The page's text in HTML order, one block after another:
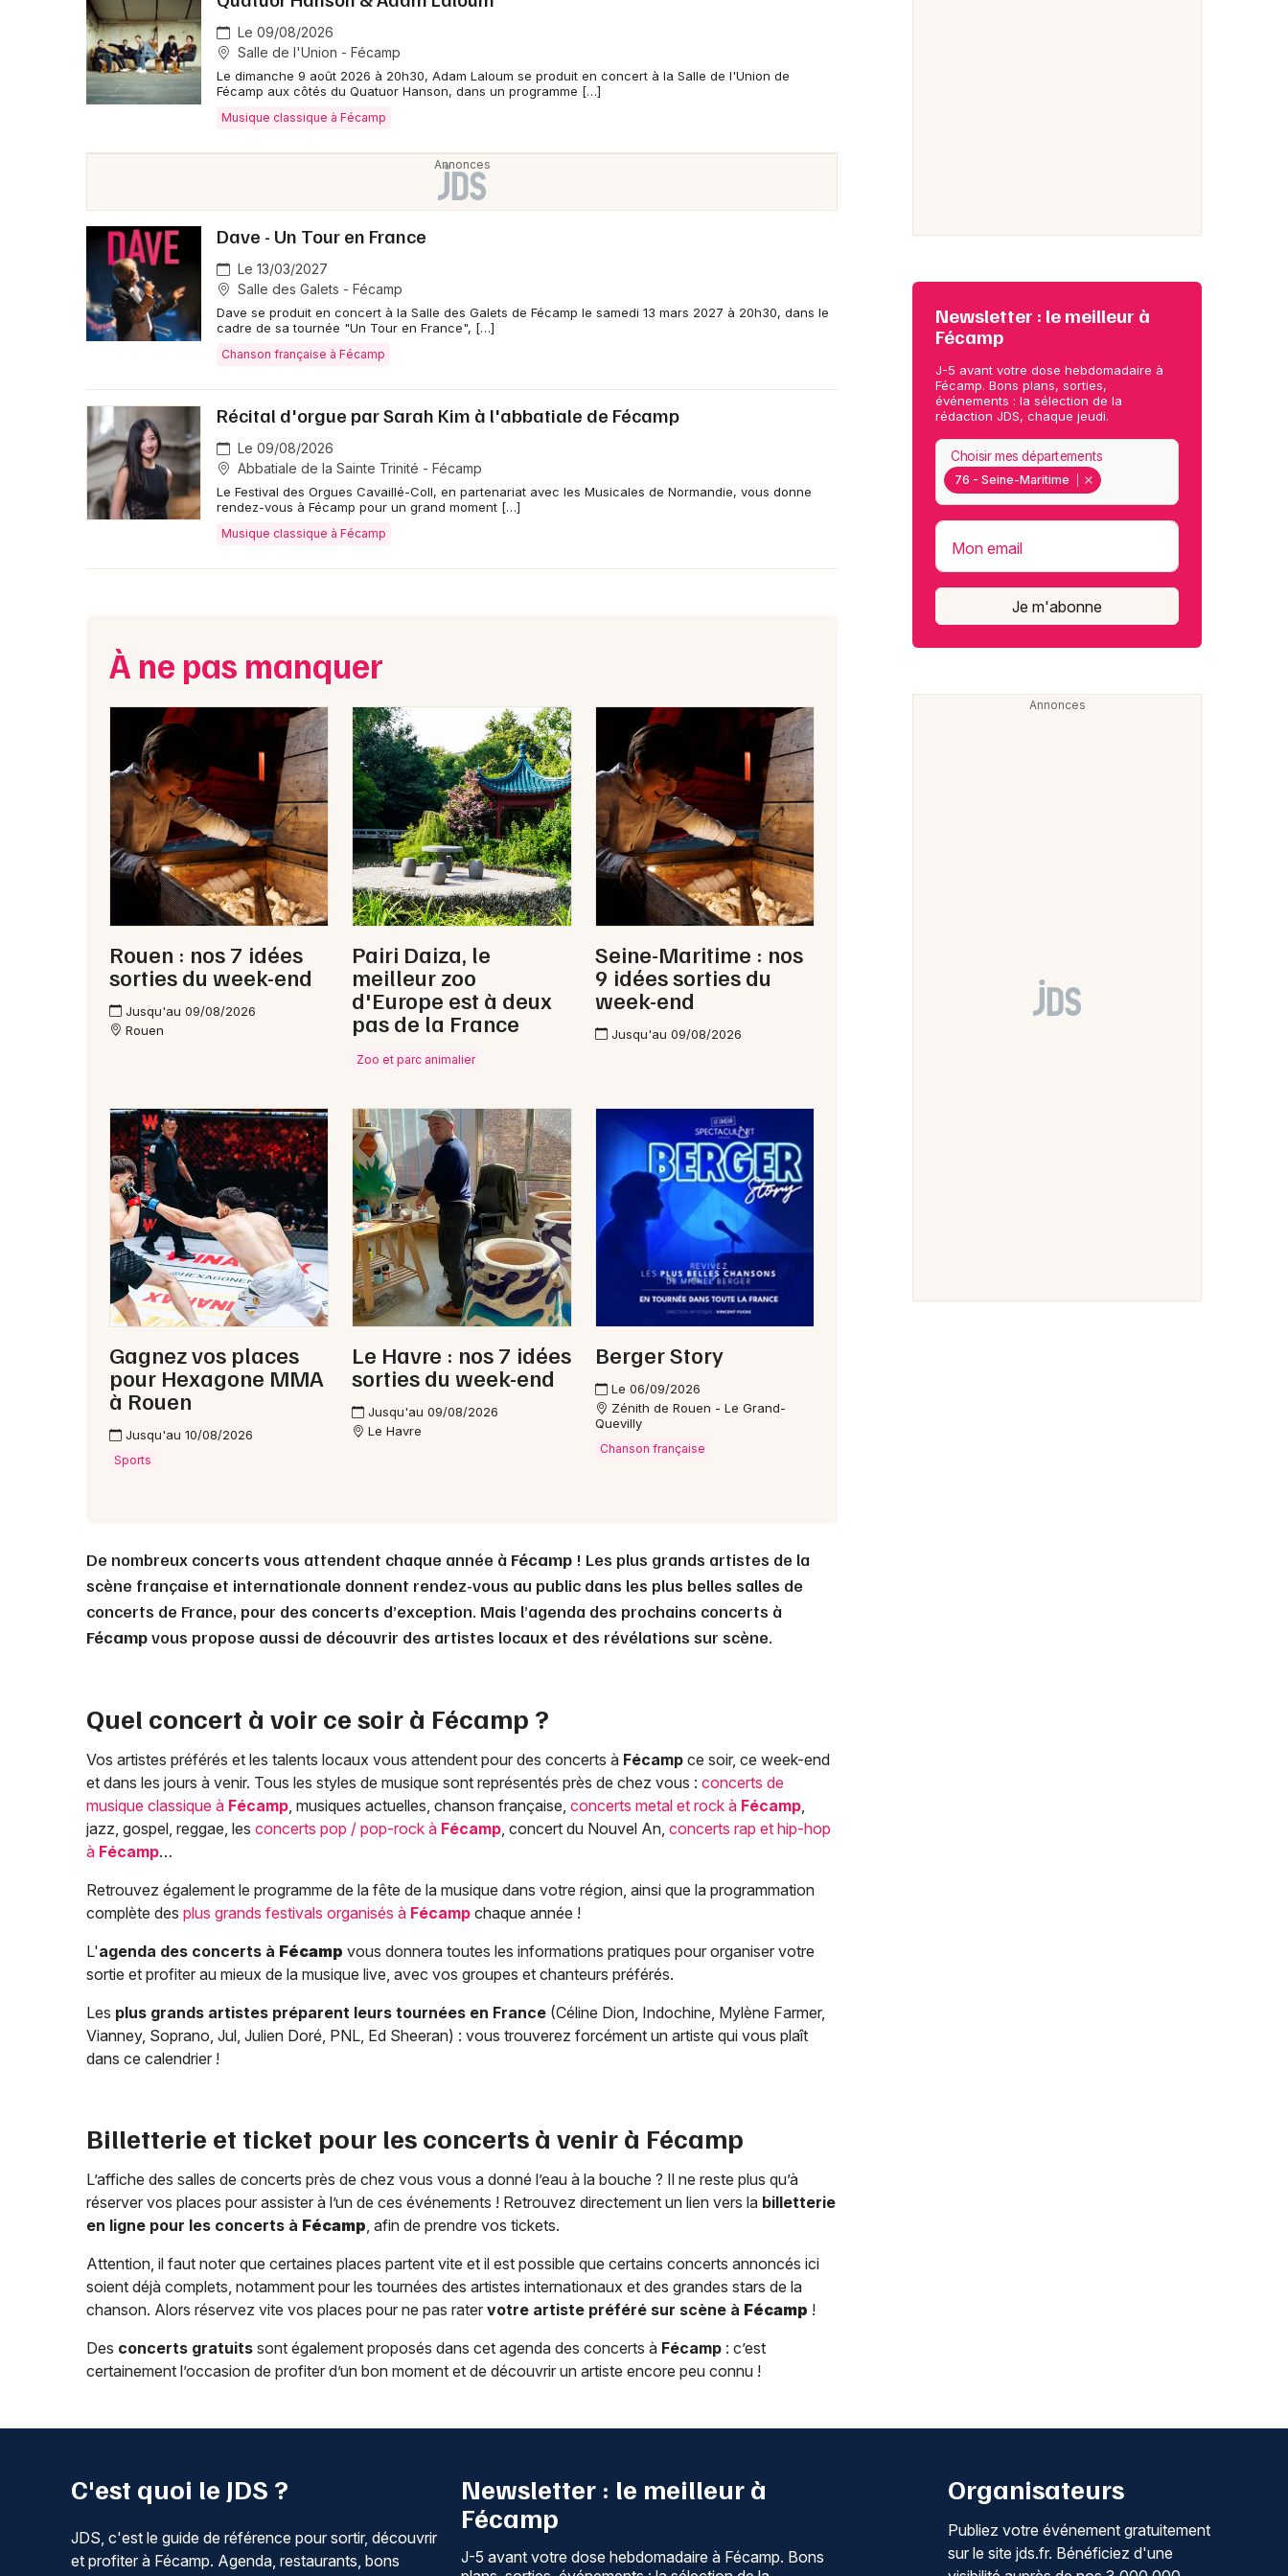
Newsletter des sorties
Artistes en tournée
76 - Seine-Maritime
Le 09/08/2026
Salle de l'Union - Fécamp
Le dimanche 9 août 2026 à 20h30, Adam Laloum se produit en concert à la Salle de l'Union de
Fécamp aux côtés du Quatuor Hanson, dans un programme […]
Musique classique à Fécamp
Dave - Un Tour en France
Le 13/03/2027
Salle des Galets - Fécamp
Dave se produit en concert à la Salle des Galets de Fécamp le samedi 13 mars 2027 à 20h30, dans le
cadre de sa tournée "Un Tour en France", […]
Chanson française à Fécamp
Récital d'orgue par Sarah Kim à l'abbatiale de Fécamp
Le 09/08/2026
Abbatiale de la Sainte Trinité - Fécamp
Le Festival des Orgues Cavaillé-Coll, en partenariat avec les Musicales de Normandie, vous donne
rendez-vous à Fécamp pour un grand moment […]
Musique classique à Fécamp
À ne pas manquer
Rouen : nos 7 idées
sorties du week-end
Jusqu'au 09/08/2026
Rouen
Pairi Daiza, le
meilleur zoo
d'Europe est à deux
pas de la France
Zoo et parc animalier
Seine-Maritime : nos
9 idées sorties du
week-end
Jusqu'au 09/08/2026
Gagnez vos places
pour Hexagone MMA
à Rouen
Jusqu'au 10/08/2026
Sports
Le Havre : nos 7 idées
sorties du week-end
Jusqu'au 09/08/2026
Le Havre
Berger Story
Le 06/09/2026
Zénith de Rouen - Le Grand-
Quevilly
Chanson française
De nombreux concerts vous attendent chaque année à Fécamp ! Les plus grands artistes de la
scène française et internationale donnent rendez-vous au public dans les plus belles salles de
concerts de France, pour des concerts d’exception. Mais l’agenda des prochains concerts à
Fécampvous propose aussi de découvrir des artistes locaux et des révélations sur scène.
Quel concert à voir ce soir à Fécamp ?
Vos artistes préférés et les talents locaux vous attendent pour des concerts à Fécamp ce soir, ce week-end
et dans les jours à venir. Tous les styles de musique sont représentés près de chez vous : concerts de
musique classique à Fécamp, musiques actuelles, chanson française, concerts metal et rock à Fécamp,
jazz, gospel, reggae, les concerts pop / pop-rock à Fécamp, concert du Nouvel An, concerts rap et hip-hop
à Fécamp…
Retrouvez également le programme de la fête de la musique dans votre région, ainsi que la programmation
complète des plus grands festivals organisés à Fécamp chaque année !
L'agenda des concerts à Fécamp vous donnera toutes les informations pratiques pour organiser votre
sortie et profiter au mieux de la musique live, avec vos groupes et chanteurs préférés.
Les plus grands artistes préparent leurs tournées en France (Céline Dion, Indochine, Mylène Farmer,
Vianney, Soprano, Jul, Julien Doré, PNL, Ed Sheeran) : vous trouverez forcément un artiste qui vous plaît
dans ce calendrier !
Billetterie et ticket pour les concerts à venir à Fécamp
L’affiche des salles de concerts près de chez vous vous a donné l’eau à la bouche ? Il ne reste plus qu’à
réserver vos places pour assister à l’un de ces événements ! Retrouvez directement un lien vers la billetterie
en ligne pour les concerts à Fécamp, afin de prendre vos tickets.
Attention, il faut noter que certaines places partent vite et il est possible que certains concerts annoncés ici
soient déjà complets, notamment pour les tournées des artistes internationaux et des grandes stars de la
chanson. Alors réservez vite vos places pour ne pas rater votre artiste préféré sur scène à Fécamp !
Des concerts gratuits sont également proposés dans cet agenda des concerts à Fécamp : c’est
certainement l’occasion de profiter d’un bon moment et de découvrir un artiste encore peu connu !
Newsletter : le meilleur à
Fécamp
J-5 avant votre dose hebdomadaire à
Fécamp. Bons plans, sorties,
événements : la sélection de la
rédaction JDS, chaque jeudi.
76 - Seine-Maritime
Choisir mes départements
Mon email
Je m'abonne
C'est quoi le JDS ?
JDS, c'est le guide de référence pour sortir, découvrir
et profiter à Fécamp. Agenda, restaurants, bons
Newsletter : le meilleur à
Fécamp
J-5 avant votre dose hebdomadaire à Fécamp. Bons
Organisateurs
Publiez votre événement gratuitement
sur le site jds.fr. Bénéficiez d'une